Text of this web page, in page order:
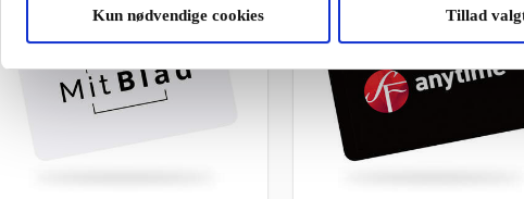
Kun nødvendige cookies Tillad